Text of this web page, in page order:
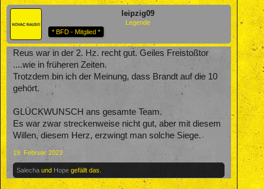
leipzig09
Legende
* BFD - Mitglied *
Reus war in der 2. Hz. recht gut. Geiles Freistoßtor
....wie in früheren Zeiten.
Trotzdem bin ich der Meinung, dass Brandt auf die 10
gehört.
GLÜCKWUNSCH ans gesamte Team.
Es war zwar streckenweise nicht gut, aber mit diesem
Willen, diesem Herz, erzwingt man solche Siege.
19. Februar 2023
Salecha und Hope gefällt das.